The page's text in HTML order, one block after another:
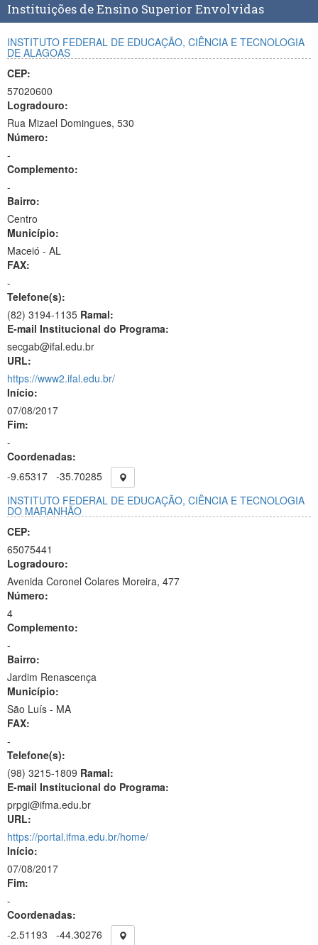
Instituições de Ensino Superior Envolvidas
INSTITUTO FEDERAL DE EDUCAÇÃO, CIÊNCIA E TECNOLOGIA
DE ALAGOAS
CEP:
57020600
Logradouro:
Rua Mizael Domingues, 530
Número:
-
Complemento:
-
Bairro:
Centro
Município:
Maceió - AL
FAX:
-
Telefone(s):
(82) 3194-1135 Ramal:
E-mail Institucional do Programa:
secgab@ifal.edu.br
URL:
https://www2.ifal.edu.br/
Início:
07/08/2017
Fim:
-
Coordenadas:
-9.65317 -35.70285
INSTITUTO FEDERAL DE EDUCAÇÃO, CIÊNCIA E TECNOLOGIA
DO MARANHÃO
CEP:
65075441
Logradouro:
Avenida Coronel Colares Moreira, 477
Número:
4
Complemento:
-
Bairro:
Jardim Renascença
Município:
São Luís - MA
FAX:
-
Telefone(s):
(98) 3215-1809 Ramal:
E-mail Institucional do Programa:
prpgi@ifma.edu.br
URL:
https://portal.ifma.edu.br/home/
Início:
07/08/2017
Fim:
-
Coordenadas:
-2.51193
-44.30276